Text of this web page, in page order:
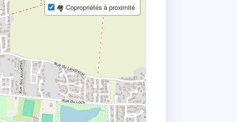
🏘 Copropriétés à proximité